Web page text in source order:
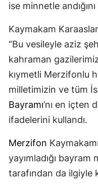
ise minnetle
Kaymakam
“Bu vesileyle aziz
kahraman
kıymetli Merzifonlu
milletimizin ve tüm
Bayramı’nı en içten
ifadelerini kullandı.
Merzifon Kaymakamı
yayımladığı bayram
tarafından da ilgiyle